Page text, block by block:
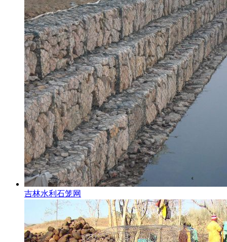
吉林水利石笼网